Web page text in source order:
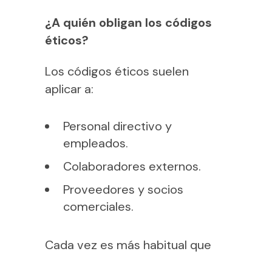
¿A quién obligan los códigos
éticos?
Los códigos éticos suelen
aplicar a:
Personal directivo y
empleados.
Colaboradores externos.
Proveedores y socios
comerciales.
Cada vez es más habitual que